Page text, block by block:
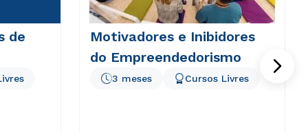
de
Motivadores e Inibidores
do Empreendedorismo
3 meses Cursos Livres